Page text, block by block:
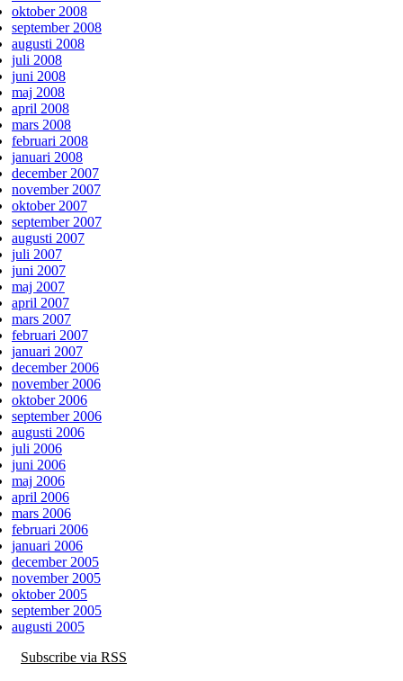
oktober 2008
september 2008
augusti 2008
juli 2008
juni 2008
maj 2008
april 2008
mars 2008
februari 2008
januari 2008
december 2007
november 2007
oktober 2007
september 2007
augusti 2007
juli 2007
juni 2007
maj 2007
april 2007
mars 2007
februari 2007
januari 2007
december 2006
november 2006
oktober 2006
september 2006
augusti 2006
juli 2006
juni 2006
maj 2006
april 2006
mars 2006
februari 2006
januari 2006
december 2005
november 2005
oktober 2005
september 2005
augusti 2005
Subscribe via RSS